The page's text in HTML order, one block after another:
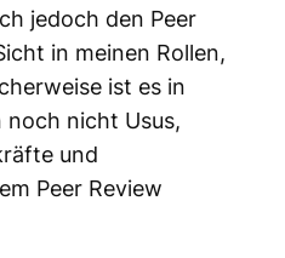
jedoch den Peer
in meinen Rollen,
ist es in
noch nicht Usus,
und
Peer Review